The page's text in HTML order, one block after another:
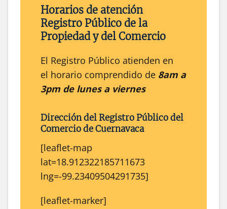
Horarios de atención
Registro Público de la
Propiedad y del Comercio
El Registro Público atienden en
el horario comprendido de 8am a
3pm de lunes a viernes
Dirección delRegistro Públicodel
ComerciodeCuernavaca
[leaflet-map
lat=18.912322185711673
lng=-99.23409504291735]
[leaflet-marker]